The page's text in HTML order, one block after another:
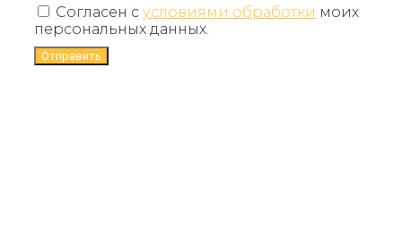
Согласен с условиями обработки моих
персональных данных.
Отправить